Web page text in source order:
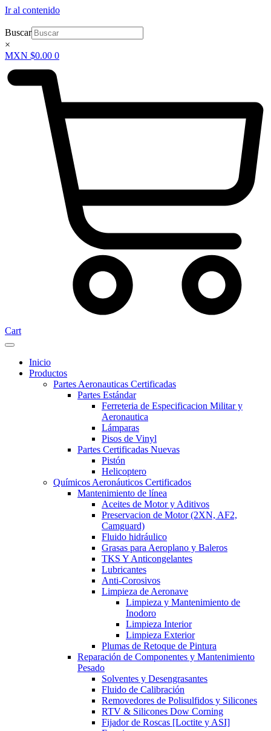
Ir al contenido
Buscar
×
MXN $0.00 0
Cart
Inicio
Productos
Partes Aeronauticas Certificadas
Partes Estándar
Ferreteria de Especificacion Militar y
Aeronautica
Lámparas
Pisos de Vinyl
Partes Certificadas Nuevas
Pistón
Helicoptero
Químicos Aeronáuticos Certificados
Mantenimiento de línea
Aceites de Motor y Aditivos
Preservacion de Motor (2XN, AF2,
Camguard)
Fluido hidráulico
Grasas para Aeroplano y Baleros
TKS Y Anticongelantes
Lubricantes
Anti-Corosivos
Limpieza de Aeronave
Limpieza y Mantenimiento de
Inodoro
Limpieza Interior
Limpieza Exterior
Plumas de Retoque de Pintura
Reparación de Componentes y Mantenimiento
Pesado
Solventes y Desengrasantes
Fluido de Calibración
Removedores de Polisulfidos y Silicones
RTV & Silicones Dow Corning
Fijador de Roscas [Loctite y ASI]